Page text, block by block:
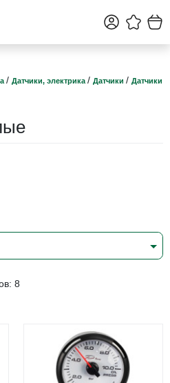
/ Датчики, электрика / Датчики / Датчики
8